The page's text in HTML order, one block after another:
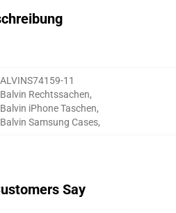
11
Rechtssachen,
iPhone Taschen,
Samsung Cases,
Say